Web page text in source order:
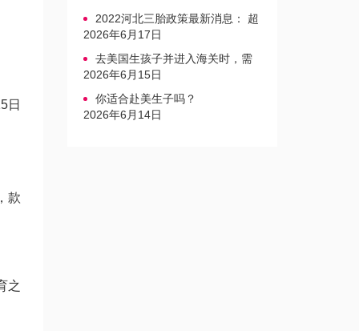
日
款
之
2022河北三胎政策最新消息： 超
生三孩不再缴纳社会抚养费
2026年6月17日
去美国生孩子并进入海关时，需
要注意的事项是什么？
2026年6月15日
你适合赴美生子吗？
2026年6月14日